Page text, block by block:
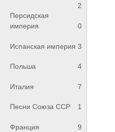
2
Персидская
империя
0
Испанская империя 3
Польша 4
Италия 7
Песни Союза ССР 1
Франция 9